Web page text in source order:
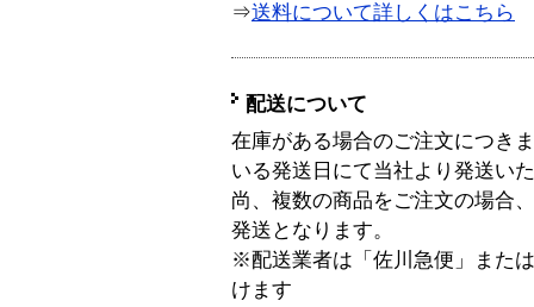
⇒送料について詳しくはこちら
配送について
在庫がある場合のご注文につき
いる発送日にて当社より発送い
尚、複数の商品をご注文の場合
発送となります。
※配送業者は「佐川急便」また
けます